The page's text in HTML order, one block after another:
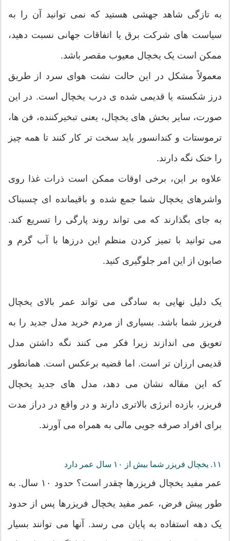
به تازگی شاهد جهشی هستید که نمی توانید آن را به
سیاست های شرکت برق یا اتفاقات جهانی نسبت دهید،
ممکن است یک یخچال معیوب مقصر باشد.
معمولاً مشکل در این حالت نشت هوای سرد از طریق
درز شکسته یا قدیمی شده ی درب یخچال است. در این
صورت، سایر بخش های یخچال، یعنی تبخیرکننده، فن ها،
ترموستات و کندانسور باید سخت تر کار کنند تا همه چیز
را خنک نگه دارند.
علاوه بر این، برخی اوقات ممکن است ذرات غذا روی
واشرهای یخچال شما جمع شده و باقیمانده ای چسبناک
به جای بگذارند که می تواند روند پارگی را تسریع کند.
می توانید با تمیز کردن منظم این درزها با آب گرم و
صابون از این امر جلوگیری کنید.
یک دلیل نهایی به سادگی می تواند عمر بالای یخچال
فریزر شما باشد. بسیاری از مردم خرید مدل جدید را به
تعویق می اندازند زیرا فکر می کنند نگه داشتن مدل
قدیمی ارزان تر است. اما قضیه برعکس است. همانطور
که این مقاله نشان می دهد، مدل های جدید یخچال
فریزر، بازده انرژی بالاتری دارند و در واقع در دراز مدت
برای افراد صرفه جویی مالی به همراه می آورند.
۱۱. یخچال فریزر شما بیش از ۱۰ سال عمر دارد
عمر مفید یخچال فریزرها چقدر است؟ حدود ۱۰ سال. به
طور پیش فرض، عمر مفید یخچال فریزرها پس از حدود
یک دهه استفاده به پایان می رسد. آنها می توانند بسیار